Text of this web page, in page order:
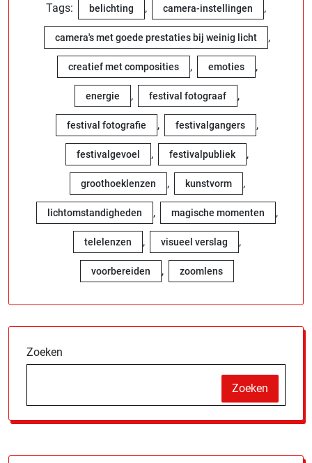
Tags: belichting , camera-instellingen ,
camera's met goede prestaties bij weinig licht ,
creatief met composities , emoties ,
energie , festival fotograaf ,
festival fotografie , festivalgangers ,
festivalgevoel , festivalpubliek ,
groothoeklenzen , kunstvorm ,
lichtomstandigheden , magische momenten ,
telelenzen , visueel verslag ,
voorbereiden , zoomlens
Zoeken
Zoeken